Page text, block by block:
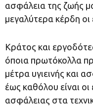
ασφάλεια της ζωής
μεγαλύτερα κέρδη
Κράτος και
όποια πρωτόκολλα
μέτρα υγιεινής και
έως καθόλου είναι οι
ασφάλειας στα